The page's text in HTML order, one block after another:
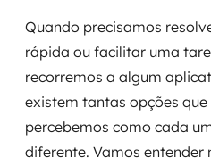
Quando precisamos
rápida ou facilitar uma
recorremos a algum
existem tantas opções que
percebemos como cada
diferente. Vamos entender